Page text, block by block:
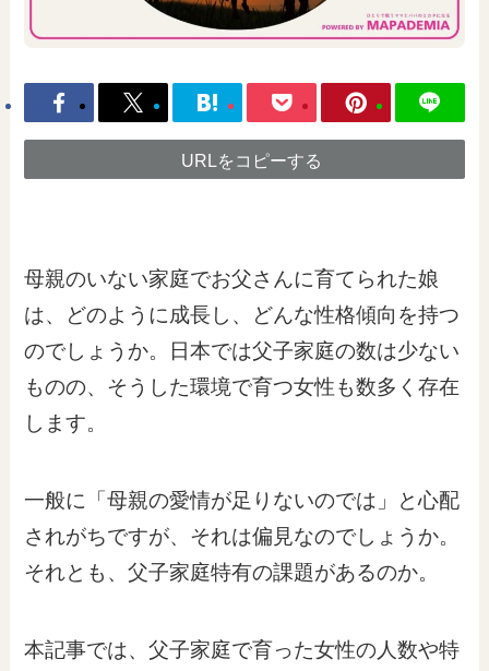
URLをコピーする
母親のいない家庭でお父さんに育てられた娘
は、どのように成長し、どんな性格傾向を持つ
のでしょうか。日本では父子家庭の数は少ない
ものの、そうした環境で育つ女性も数多く存在
します。
一般に「母親の愛情が足りないのでは」と心配
されがちですが、それは偏見なのでしょうか。
それとも、父子家庭特有の課題があるのか。
本記事では、父子家庭で育った女性の人数や特